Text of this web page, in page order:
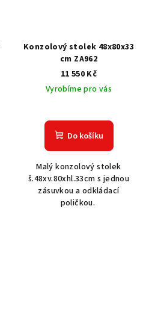
Konzolový stolek 48x80x33
cm ZA962
11 550 Kč
Vyrobíme pro vás
Do košíku
Malý konzolový stolek
š.48xv.80xhl.33cm s jednou
zásuvkou a odkládací
poličkou.